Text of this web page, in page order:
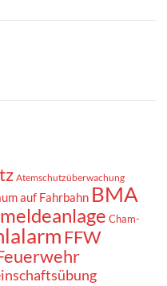
Atemschutzüberwachung
auf Fahrbahn BMA
Cham-
FFW